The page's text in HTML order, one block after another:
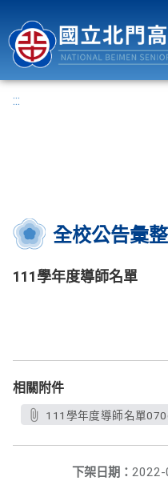
:::
全校公告彙整
111學年度導師名單
相關附件
111學年度導師名單
下架日期： 2022-